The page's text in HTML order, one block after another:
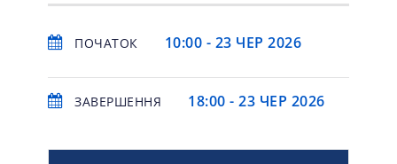
ПОЧАТОК 10:00 - 23 ЧЕР 2026
ЗАВЕРШЕННЯ 18:00 - 23 ЧЕР 2026